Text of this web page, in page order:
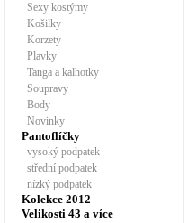
Sexy kostýmy
Košilky
Korzety
Plavky
Tanga a kalhotky
Soupravy
Body
Novinky
Pantoflíčky
vysoký podpatek
střední podpatek
nízký podpatek
Kolekce 2012
Velikosti 43 a více